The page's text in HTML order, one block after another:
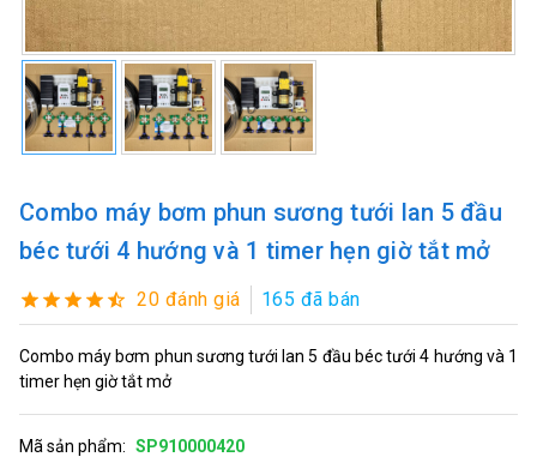
Combo máy bơm phun sương tưới lan 5 đầu
béc tưới 4 hướng và 1 timer hẹn giờ tắt mở
20 đánh giá 165 đã bán
Combo máy bơm phun sương tưới lan 5 đầu béc tưới 4 hướng và 1
timer hẹn giờ tắt mở
Mã sản phẩm: SP910000420